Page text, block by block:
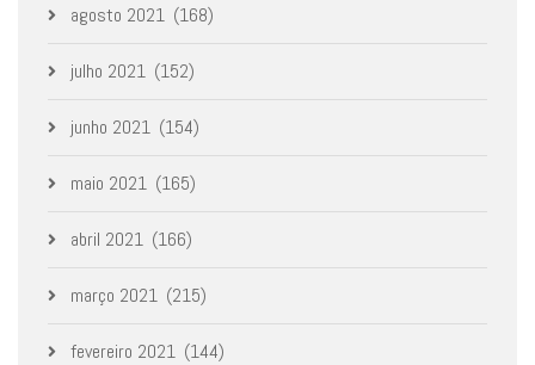
agosto 2021 (168)
julho 2021 (152)
junho 2021 (154)
maio 2021 (165)
abril 2021 (166)
março 2021 (215)
fevereiro 2021 (144)